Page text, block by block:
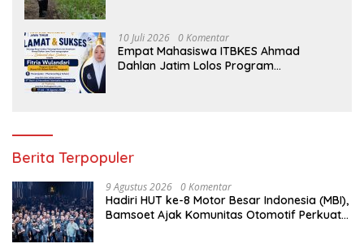
10 Juli 2026 0 Komentar
Empat Mahasiswa ITBKES Ahmad
Dahlan Jatim Lolos Program
Berita Terpopuler
9 Agustus 2026 0 Komentar
Hadiri HUT ke-8 Motor Besar Indonesia (MBI),
Bamsoet Ajak Komunitas Otomotif Perkuat